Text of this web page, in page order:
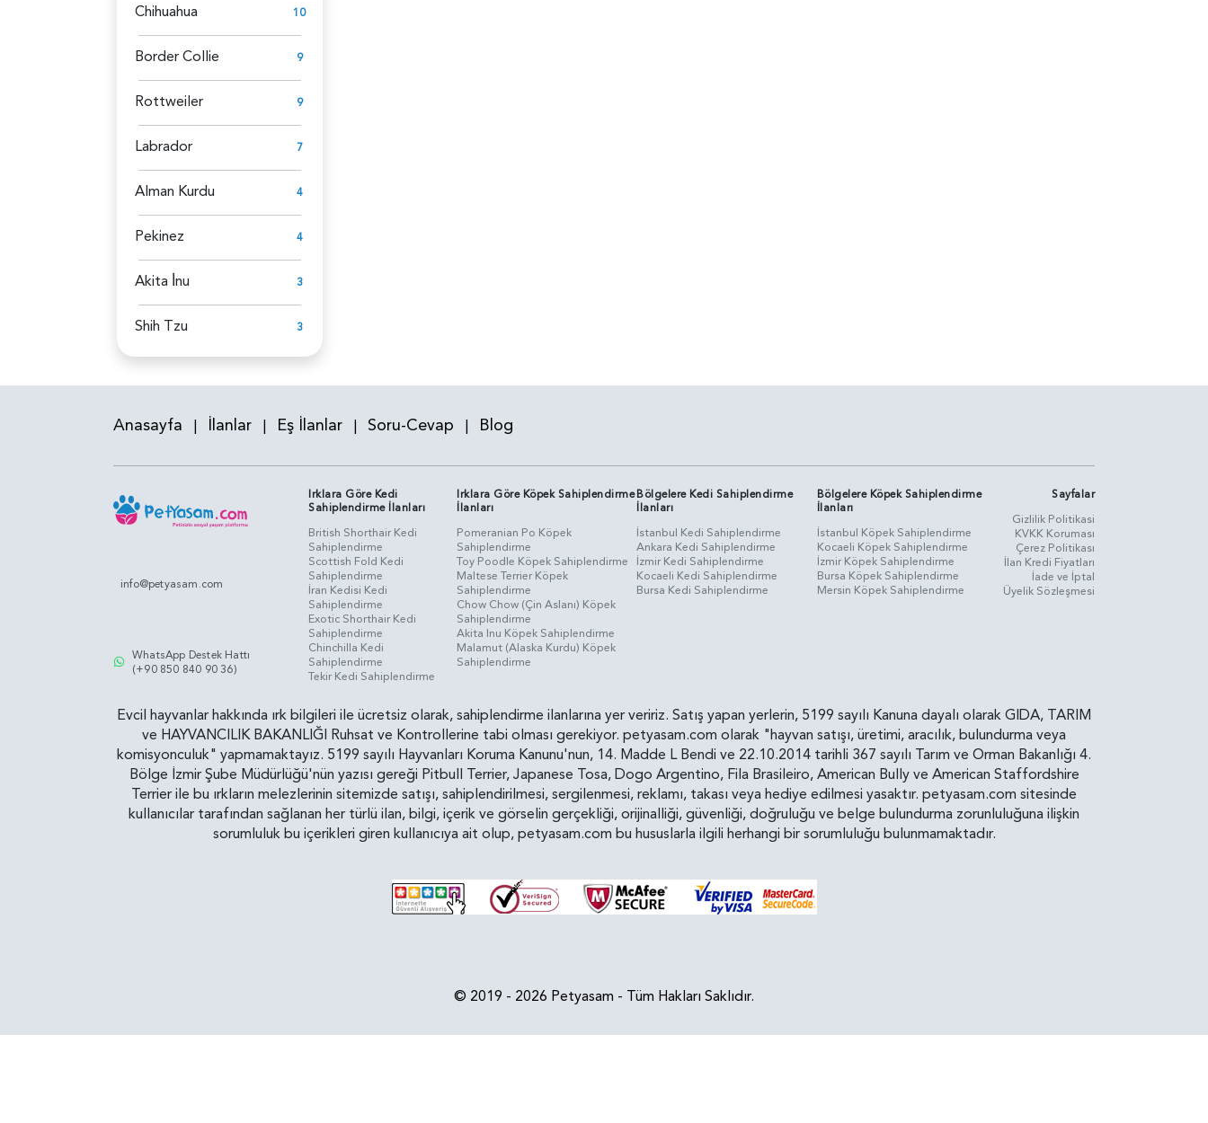
Chihuahua 10
Border Collie 9
Rottweiler 9
Labrador 7
Alman Kurdu 4
Pekinez 4
Akita İ̇nu 3
Shih Tzu 3
Anasayfa | İlanlar | Eş İlanlar | Soru-Cevap | Blog
info@petyasam.com
WhatsApp Destek Hattı
(+90 850 840 90 36)
Irklara Göre Kedi
Sahiplendirme İlanları
British Shorthair Kedi
Sahiplendirme
Scottish Fold Kedi
Sahiplendirme
İran Kedisi Kedi
Sahiplendirme
Exotic Shorthair Kedi
Sahiplendirme
Chinchilla Kedi
Sahiplendirme
Tekir Kedi Sahiplendirme
Irklara Göre Köpek Sahiplendirme
İlanları
Pomeranian Po Köpek
Sahiplendirme
Toy Poodle Köpek Sahiplendirme
Maltese Terrier Köpek
Sahiplendirme
Chow Chow (Çin Aslanı) Köpek
Sahiplendirme
Akita Inu Köpek Sahiplendirme
Malamut (Alaska Kurdu) Köpek
Sahiplendirme
Bölgelere Kedi Sahiplendirme
İlanları
İstanbul Kedi Sahiplendirme
Ankara Kedi Sahiplendirme
İzmir Kedi Sahiplendirme
Kocaeli Kedi Sahiplendirme
Bursa Kedi Sahiplendirme
Bölgelere Köpek Sahiplendirme
İlanları
İstanbul Köpek Sahiplendirme
Kocaeli Köpek Sahiplendirme
İzmir Köpek Sahiplendirme
Bursa Köpek Sahiplendirme
Mersin Köpek Sahiplendirme
Sayfalar
Gizlilik Politikasi
KVKK Koruması
Çerez Politikası
İlan Kredi Fiyatları
İade ve İptal
Üyelik Sözleşmesi
Evcil hayvanlar hakkında ırk bilgileri ile ücretsiz olarak, sahiplendirme ilanlarına yer veririz. Satış yapan yerlerin, 5199 sayılı Kanuna dayalı olarak GIDA, TARIM
ve HAYVANCILIK BAKANLIĞI Ruhsat ve Kontrollerine tabi olması gerekiyor. petyasam.com olarak "hayvan satışı, üretimi, aracılık, bulundurma veya
komisyonculuk" yapmamaktayız. 5199 sayılı Hayvanları Koruma Kanunu'nun, 14. Madde L Bendi ve 22.10.2014 tarihli 367 sayılı Tarım ve Orman Bakanlığı 4.
Bölge İzmir Şube Müdürlüğü'nün yazısı gereği Pitbull Terrier, Japanese Tosa, Dogo Argentino, Fila Brasileiro, American Bully ve American Staffordshire
Terrier ile bu ırkların melezlerinin sitemizde satışı, sahiplendirilmesi, sergilenmesi, reklamı, takası veya hediye edilmesi yasaktır. petyasam.com sitesinde
kullanıcılar tarafından sağlanan her türlü ilan, bilgi, içerik ve görselin gerçekliği, orijinalliği, güvenliği, doğruluğu ve belge bulundurma zorunluluğuna ilişkin
sorumluluk bu içerikleri giren kullanıcıya ait olup, petyasam.com bu hususlarla ilgili herhangi bir sorumluluğu bulunmamaktadır.
© 2019 - 2026 Petyasam - Tüm Hakları Saklıdır.